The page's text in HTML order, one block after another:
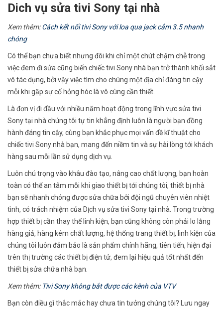
Dich vụ sửa tivi Sony tại nhà
Xem thêm:Cách kết nối tivi Sony với loa qua jack cắm 3.5 nhanh
chóng
Có thể bạn chưa biết nhưng đôi khi chỉ một chút chậm chễ trong
việc đem đi sửa cũng biến chiếc tivi Sony nhà bạn trở thành khối sắt
vô tác dụng, bởi vậy việc tìm cho chúng một địa chỉ đáng tin cậy
mỗi khi gặp sự cố hỏng hóc là vô cùng cần thiết.
Là đơn vị đi đầu với nhiều năm hoạt động trong lĩnh vực sửa tivi
Sony tại nhà chúng tôi tự tin khẳng định luôn là người bạn đồng
hành đáng tin cậy, cùng bạn khắc phục mọi vấn đề kĩ thuật cho
chiếc tivi Sony nhà bạn, mang đến niềm tin và sự hài lòng tới khách
hàng sau mỗi lần sử dụng dịch vụ.
Luôn chú trọng vào khâu đào tạo, nâng cao chất lượng, bạn hoàn
toàn có thể an tâm mỗi khi giao thiết bị tới chúng tôi, thiết bị nhà
bạn sẽ nhanh chóng được sửa chữa bởi đội ngũ chuyên viên nhiệt
tình, có trách nhiệm của Dịch vụ sửa tivi Sony tại nhà. Trong trường
hợp thiết bị cần thay thế linh kiện, bạn cũng không còn phải lo lắng
hàng giả, hàng kém chất lượng, hệ thống trang thiết bị, linh kiện của
chúng tôi luôn đảm bảo là sản phẩm chính hãng, tiên tiến, hiện đại
trên thị trường các thiết bị điện tử, đem lại hiệu quả tốt nhất đến
thiết bị sửa chữa nhà bạn.
Xem thêm: Tivi Sony không bắt được các kênh của VTV
Bạn còn điều gì thắc mắc hay chưa tin tưởng chúng tôi? Lưu ngay